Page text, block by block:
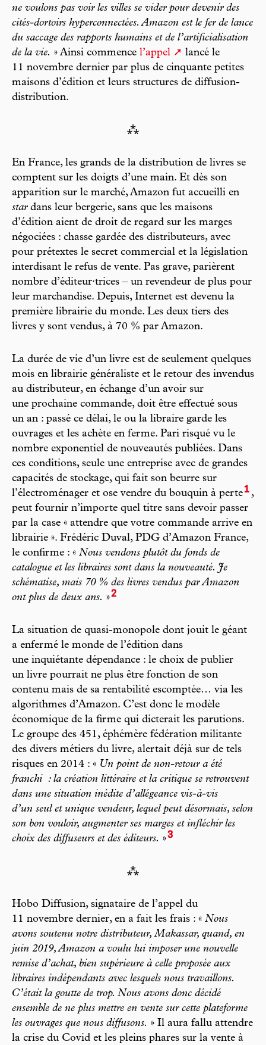
ne voulons pas voir les villes se vider pour devenir des
cités-dortoirs hyperconnectées. Amazon est le fer de lance
du saccage des rapports humains et de l’artificialisation
de la vie. » Ainsi commence l’appel
lancé le
11 novembre dernier par plus de cinquante petites
maisons d’édition et leurs structures de diffusion-
distribution.
⁂
En France, les grands de la distribution de livres se
comptent sur les doigts d’une main. Et dès son
apparition sur le marché, Amazon fut accueilli en
stardans leur bergerie, sans que les maisons
d’édition aient de droit de regard sur les marges
négociées : chasse gardée des distributeurs, avec
pour prétextes le secret commercial et la législation
interdisant le refus de vente. Pas grave, parièrent
nombre d’éditeur·trices – un revendeur de plus pour
leur marchandise. Depuis, Internet est devenu la
première librairie du monde. Les deux tiers des
livres y sont vendus, à 70 % par Amazon.
La durée de vie d’un livre est de seulement quelques
mois en librairie généraliste et le retour des invendus
au distributeur, en échange d’un avoir sur
une prochaine commande, doit être effectué sous
un an : passé ce délai, le ou la libraire garde les
ouvrages et les achète en ferme. Pari risqué vu le
nombre exponentiel de nouveautés publiées. Dans
ces conditions, seule une entreprise avec de grandes
capacités de stockage, qui fait son beurre sur
l’électroménager et ose vendre du bouquin à perte1 ,
peut fournir n’importe quel titre sans devoir passer
par la case « attendre que votre commande arrive en
librairie ». Frédéric Duval, PDG d’Amazon France,
le confirme : « Nous vendons plutôt du fonds de
catalogue et les libraires sont dans la nouveauté. Je
schématise, mais 70 % des livres vendus par Amazon
ont plus de deux ans. »2
La situation de quasi-monopole dont jouit le géant
a enfermé le monde de l’édition dans
une inquiétante dépendance : le choix de publier
un livre pourrait ne plus être fonction de son
contenu mais de sa rentabilité escomptée… via les
algorithmes d’Amazon. C’est donc le modèle
économique de la firme qui dicterait les parutions.
Le groupe des 451, éphémère fédération militante
des divers métiers du livre, alertait déjà sur de tels
risques en 2014 : « Un point de non-retour a été
franchi
: la création littéraire et la critique se retrouvent
dans une situation inédite d’allégeance vis-à-vis
d’un seul et unique vendeur, lequel peut désormais, selon
son bon vouloir, augmenter ses marges et infléchir les
choix des diffuseurs et des éditeurs. »3
⁂
Hobo Diffusion, signataire de l’appel du
11 novembre dernier, en a fait les frais : « Nous
avons soutenu notre distributeur, Makassar, quand, en
juin 2019, Amazon a voulu lui imposer une nouvelle
remise d’achat, bien supérieure à celle proposée aux
libraires indépendants avec lesquels nous travaillons.
C’était la goutte de trop. Nous avons donc décidé
ensemble de ne plus mettre en vente sur cette plateforme
les ouvrages que nous diffusons. » Il aura fallu attendre
la crise du Covid et les pleins phares sur la vente à